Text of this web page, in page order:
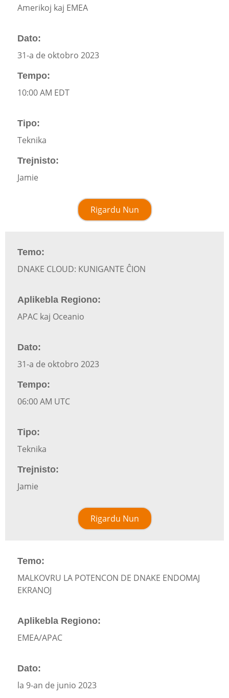
Amerikoj kaj EMEA
Dato:
31-a de oktobro 2023
Tempo:
10:00 AM EDT
Tipo:
Teknika
Trejnisto:
Jamie
Rigardu Nun
Temo:
DNAKE CLOUD: KUNIGANTE ĈION
Aplikebla Regiono:
APAC kaj Oceanio
Dato:
31-a de oktobro 2023
Tempo:
06:00 AM UTC
Tipo:
Teknika
Trejnisto:
Jamie
Rigardu Nun
Temo:
MALKOVRU LA POTENCON DE DNAKE ENDOMAJ
EKRANOJ
Aplikebla Regiono:
EMEA/APAC
Dato:
la 9-an de junio 2023